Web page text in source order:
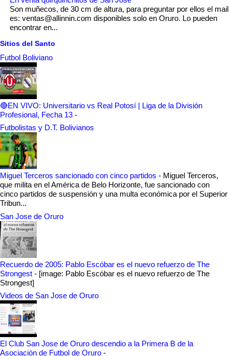
Son muñecos, de 30 cm de altura, para preguntar por ellos el mail
es: ventas@allinnin.com disponibles solo en Oruro. Lo pueden
encontrar en...
Sitios del Santo
Futbol Boliviano
🔴EN VIVO: Universitario vs Real Potosí | Liga de la División
Profesional, Fecha 13 -
Futbolistas y D.T. Bolivianos
Miguel Terceros sancionado con cinco partidos - Miguel Terceros,
que milita en el América de Belo Horizonte, fue sancionado con
cinco partidos de suspensión y una multa económica por el Superior
Tribun...
San Jose de Oruro
Recuerdo de 2005: Pablo Escóbar es el nuevo refuerzo de The
Strongest - [image: Pablo Escóbar es el nuevo refuerzo de The
Strongest]
Videos de San Jose de Oruro
El Club San Jose de Oruro descendio a la Primera B de la
Asociación de Futbol de Oruro -